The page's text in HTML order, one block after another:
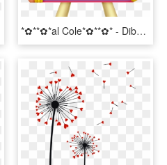
*✿**✿*al Cole*✿**✿* - Dibujos De Niños Preescolar Png, Transparent Png